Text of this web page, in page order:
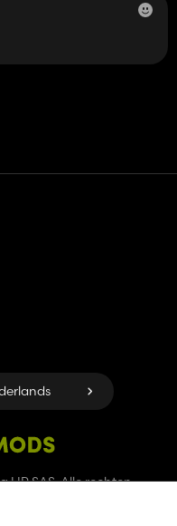
UP SAS. Alle rechten